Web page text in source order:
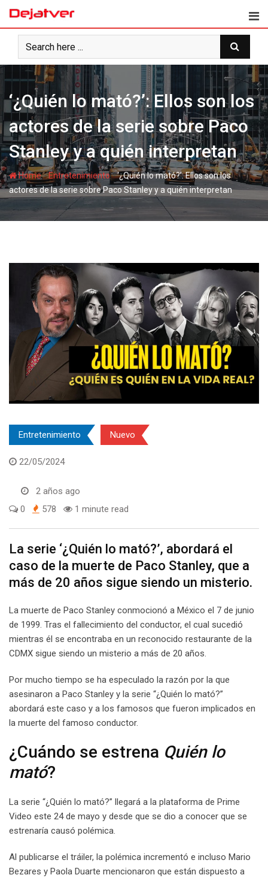
Skip
content
‘¿Quién lo mató?’: Ellos son los
actores de la serie sobre Paco
Stanley y a quién interpretan
Home-Entretenimiento-‘¿Quién lo mató?’: Ellos son los
actores de la serie sobre Paco Stanley y a quién interpretan
Entretenimiento Nuevo
22/05/2024
2 años ago
0
578 1 minute read
La serie ‘¿Quién lo mató?’, abordará el
caso de la muerte de Paco Stanley, que a
más de 20 años sigue siendo un misterio.
La muerte de Paco Stanley conmocionó a México el 7 de junio
de 1999. Tras el fallecimiento del conductor, el cual sucedió
mientras él se encontraba en un reconocido restaurante de la
CDMX sigue siendo un misterio a más de 20 años.
Por mucho tiempo se ha especulado la razón por la que
asesinaron a Paco Stanley y la serie “¿Quién lo mató?”
abordará este caso y a los famosos que fueron implicados en
la muerte del famoso conductor.
¿Cuándo se estrena Quién lo
mató?
La serie “¿Quién lo mató?” llegará a la plataforma de Prime
Video este 24 de mayo y desde que se dio a conocer que se
estrenaría causó polémica.
Al publicarse el tráiler, la polémica incrementó e incluso Mario
Bezares y Paola Duarte mencionaron que están dispuesto a